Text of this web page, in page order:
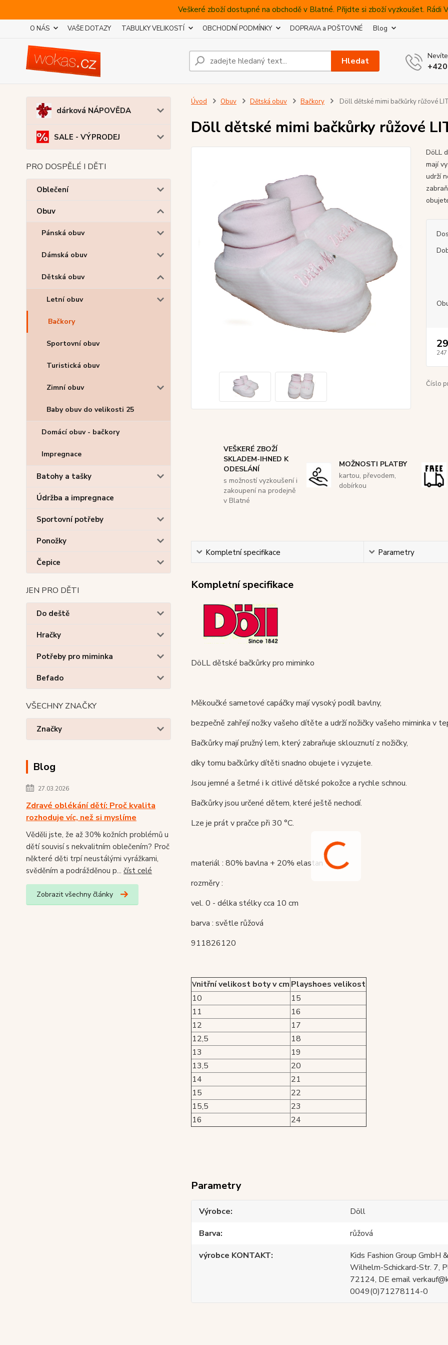
Veškeré zboží dostupné na obchodě v Blatné. Přijdte si zboží vyzkoušet. Rádi
O NÁS VAŠE DOTAZY TABULKY VELIKOSTÍ OBCHODNÍ PODMÍNKY DOPRAVA a POŠTOVNÉ Blog
Hledat
dárková NÁPOVĚDA
SALE - VÝPRODEJ
PRO DOSPĚLÉ I DĚTI
Oblečení
Obuv
Pánská obuv
Dámská obuv
Dětská obuv
Letní obuv
Bačkory
Sportovní obuv
Turistická obuv
Zimní obuv
Baby obuv do velikosti 25
Domácí obuv - bačkory
Impregnace
Batohy a tašky
Údržba a impregnace
Sportovní potřeby
Ponožky
Čepice
JEN PRO DĚTI
Do deště
Hračky
Potřeby pro miminka
Befado
VŠECHNY ZNAČKY
Značky
Blog
27.03.2026
Zdravé oblékání dětí: Proč kvalita
rozhoduje víc, než si myslíme
Věděli jste, že až 30% kožních problémů u
dětí souvisí s nekvalitním oblečením? Proč
některé děti trpí neustálými vyrážkami,
svěděním a podrážděnou p... číst celé
Zobrazit všechny články
Úvod Obuv Dětská obuv Bačkory Döll dětské mimi bačkůrky růžové
Döll dětské mimi bačkůrky růžové
DöLL
mají
udrží
247
Číslo
VEŠKERÉ ZBOŽÍ
SKLADEM-IHNED K
ODESLÁNÍ
s možností vyzkoušení i
zakoupení na prodejně
v Blatné
MOŽNOSTI PLATBY
kartou, převodem,
dobírkou
Kompletní specifikace Parametry
Kompletní specifikace
DöLL dětské bačkůrky pro miminko
Měkoučké sametové capáčky mají vysoký podíl bavlny,
bezpečně zahřejí nožky vašeho dítěte a udrží nožičky vašeho miminka v
Bačkůrky mají pružný lem, který zabraňuje sklouznutí z nožičky,
díky tomu bačkůrky dítěti snadno obujete i vyzujete.
Jsou jemné a šetrné i k citlivé dětské pokožce a rychle schnou.
Bačkůrky jsou určené dětem, které ještě nechodí.
Lze je prát v pračce při 30 °C.
materiál : 80% bavlna + 20% elastan
rozměry :
vel. 0 - délka stélky cca 10 cm
barva : světle růžová
911826120
Vnitřní velikost boty v cm Playshoes velikost
10
15
11
16
12
17
12,5
18
13
19
13,5
20
14
21
15
22
15,5
23
16
24
Parametry
Výrobce
Döll
Barva
růžová
výrobce KONTAKT
Kids Fashion Group GmbH
Wilhelm-Schickard-Str. 7,
72124, DE email
0049(0)71278114-0